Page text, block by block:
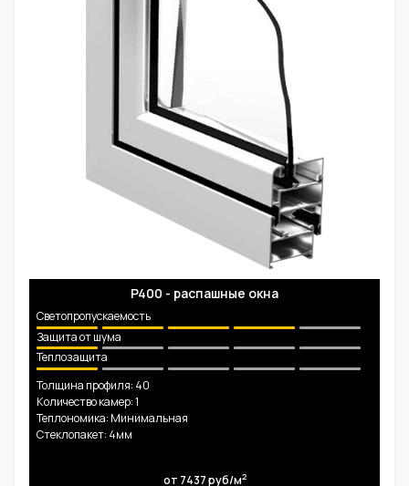
P400 - распашные окна
Светопропускаемость
Защита от шума
Теплозащита
Толщина профиля: 40
Количество камер: 1
Теплономика: Минимальная
Стеклопакет: 4мм
от 7437руб/м2